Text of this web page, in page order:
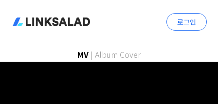
로그인
MV | Album Cover